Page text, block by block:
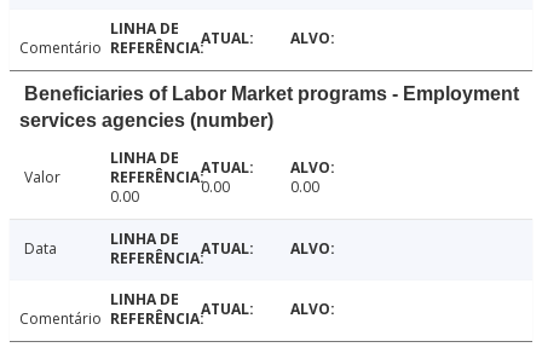
Comentário
Beneficiaries of Labor Market programs - Employment
services agencies (number)
Valor
0.00
0.00 0.00
Data
Comentário